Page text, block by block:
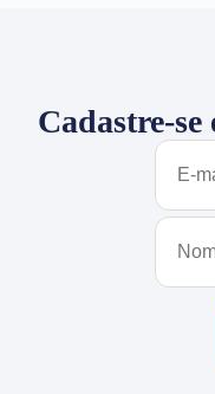
Cadastre-se